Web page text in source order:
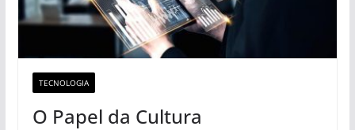
TECNOLOGIA
O Papel da Cultura